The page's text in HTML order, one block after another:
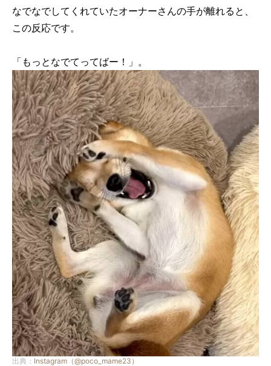
なでなでしてくれていたオーナーさんの手が離れると、
この反応です。
「もっとなでてってばー！」。
出典： Instagram（@poco_mame23）